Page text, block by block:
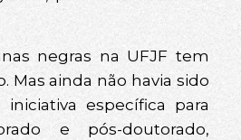
negras na UFJF tem
Mas ainda não havia sido
específica para
e pós-doutorado,